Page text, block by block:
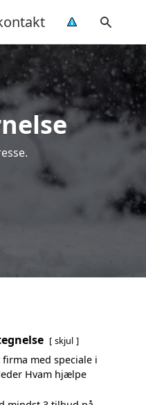
skjul
firma med speciale i
Hvam hjælpe